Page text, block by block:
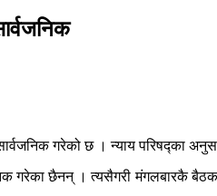
गरेको छ । न्याय परिषद्का
गरेका छैनन् । त्यसैगरी मंगलबारकै